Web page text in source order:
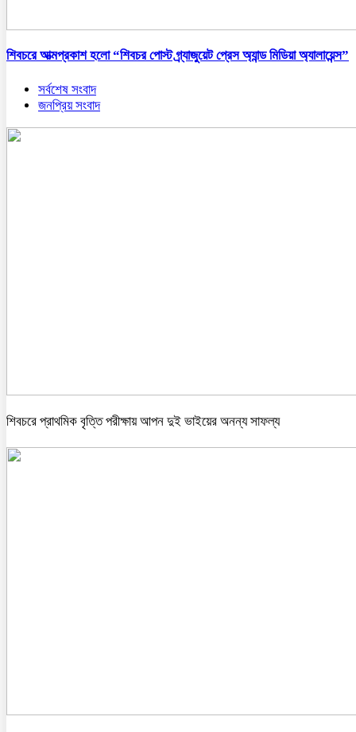
শিবচরে আত্মপ্রকাশ হলো “শিবচর পোস্ট গ্র্যাজুয়েট প্রেস অ্যান্ড মিডিয়া অ্যালায়েন্স”
সর্বশেষ সংবাদ
জনপ্রিয় সংবাদ
শিবচরে প্রাথমিক বৃত্তি পরীক্ষায় আপন দুই ভাইয়ের অনন্য সাফল্য